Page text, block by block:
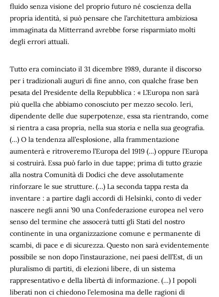
fluido senza visione del proprio futuro né coscienza della
propria identità, si può pensare che l’architettura ambiziosa
immaginata da Mitterrand avrebbe forse risparmiato molti
degli errori attuali.
Tutto era cominciato il 31 dicembre 1989, durante il discorso
per i tradizionali auguri di fine anno, con qualche frase ben
pesata del Presidente della Repubblica : « L’Europa non sarà
più quella che abbiamo conosciuto per mezzo secolo. Ieri,
dipendente delle due superpotenze, essa sta rientrando, come
si rientra a casa propria, nella sua storia e nella sua geografia.
(…) O la tendenza all’esplosione, alla frammentazione
aumenterà e ritroveremo l’Europa del 1919 (…) oppure l’Europa
si costruirà. Essa può farlo in due tappe; prima di tutto grazie
alla nostra Comunità di Dodici che deve assolutamente
rinforzare le sue strutture. (…) La seconda tappa resta da
inventare : a partire dagli accordi di Helsinki, conto di veder
nascere negli anni ’90 una Confederazione europea nel vero
senso del termine che assocerà tutti gli Stati del nostro
continente in una organizzazione comune e permanente di
scambi, di pace e di sicurezza. Questo non sarà evidentemente
possibile se non dopo l’instaurazione, nei paesi dell’Est, di un
pluralismo di partiti, di elezioni libere, di un sistema
rappresentativo e della libertà di informazione. (…) I popoli
liberati non ci chiedono l’elemosina ma delle ragioni di